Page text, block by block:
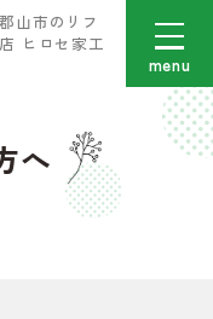
山市のリフ
ヒロセ家工
menu
へ